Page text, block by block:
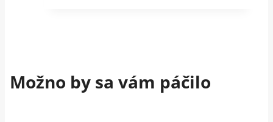
Možno by sa vám páčilo